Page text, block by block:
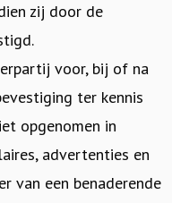
zij door de
voor, bij of na
ter kennis
opgenomen in
advertenties en
van een benaderende